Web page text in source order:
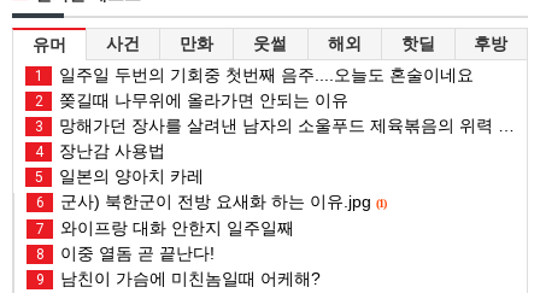
유머 사건 만화 웃썰 해외 핫딜 후방
1 일주일 두번의 기회중 첫번째 음주....오늘도 혼술이네요
2 쫒길때 나무위에 올라가면 안되는 이유
3 망해가던 장사를 살려낸 남자의 소울푸드 제육볶음의 위력 ㅋㅋ
4 장난감 사용법
5 일본의 양아치 카레
6 군사) 북한군이 전방 요새화 하는 이유.jpg (1)
7 와이프랑 대화 안한지 일주일째
8 이중 열돔 곧 끝난다!
9 남친이 가슴에 미친놈일때 어케해?